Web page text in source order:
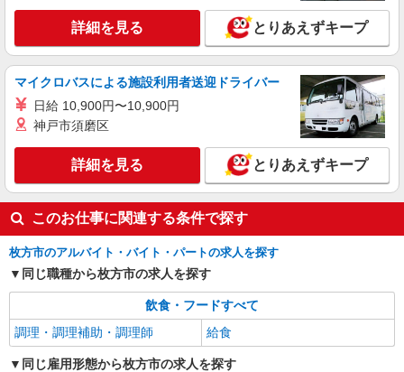
キープ 詳細を見る
アルバイト パート
TUTU crepes
クレープ・ドリンクの製造販売
アルバイト・パート：時給1,180円〜
大阪府枚方市楠葉花園町15-1 くずはモー
ル 南館ヒカリノモール2F
キープ 詳細を見る
詳細を見る とりあえずキープ
マイクロバスによる施設利用者送迎ドライバー
日給 10,900円〜10,900円
神戸市須磨区
詳細を見る とりあえずキープ
このお仕事に関連する条件で探す
枚方市のアルバイト・バイト・パートの求人を探す
同じ職種から枚方市の求人を探す
飲食・フードすべて
調理・調理補助・調理師
給食
同じ雇用形態から枚方市の求人を探す